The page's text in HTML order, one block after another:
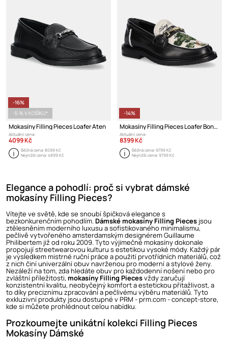
-16%
-5 % V KOŠÍKU*
Mokasíny Filling Pieces Loafer Aten
Aktuální cena:
4099 Kč
Běžná cena:8099 Kč
Nejnižší cena:4899 Kč
-14%
Mokasíny Filling Pieces Loafer Bonsai
Aktuální cena:
8399 Kč
Běžná cena:9799 Kč
Nejnižší cena:9799 Kč
Elegance a pohodlí: proč si vybrat dámské
mokasíny Filling Pieces?
Vítejte ve světě, kde se snoubí špičková elegance s
bezkonkurenčním pohodlím.Dámské mokasíny Filling Pieces jsou
ztělesněním moderního luxusu a sofistikovaného minimalismu,
pečlivě vytvořeného amsterdamským designérem Guillaume
Philibertem již od roku 2009. Tyto výjimečné mokasíny dokonale
propojují streetwearovou kulturu s estetikou vysoké módy. Každý pár
je výsledkem mistrné ruční práce a použití prvotřídních materiálů, což
z nich činí univerzální obuv navrženou pro moderní a stylové ženy.
Nezáleží na tom, zda hledáte obuv pro každodenní nošení nebo pro
zvláštní příležitosti, mokasíny Filling Piecesvždy zaručují
konzistentní kvalitu, neobyčejný komfort a estetickou přitažlivost, a
to díky preciznímu zpracování a pečlivému výběru materiálů. Tyto
exkluzivní produkty jsou dostupné v PRM - prm.com - concept-store,
kde si můžete prohlédnout celou nabídku.
Prozkoumejte unikátní kolekci Filling Pieces
Mokasíny Dámské